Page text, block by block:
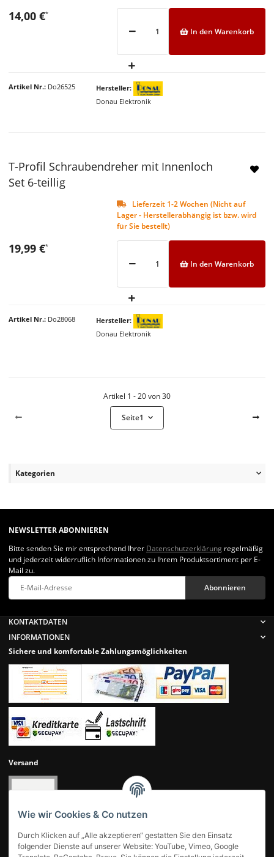
Wie wir Cookies & Co nutzen
Durch Klicken auf „Alle akzeptieren“ gestatten Sie den Einsatz
folgender Dienste auf unserer Website: YouTube, Vimeo, Google
Artikel Nr. Do26525
Hersteller
Donau Elektronik
14,00 €*
In den Warenkorb
T-Profil Schraubendreher mit Innenloch
Set 6-teillig
Lieferzeit 1-2 Wochen (Nicht auf
Lager - Herstellerabhängig ist bzw. wird
für Sie bestellt)
Artikel Nr. Do28068
Hersteller
Donau Elektronik
19,99 €*
In den Warenkorb
Artikel 1 - 20 von 30
Seite1
Kategorien
KONTAKTDATEN
INFORMATIONEN
Sichere und komfortable Zahlungsmöglichkeiten
Versand
NEWSLETTER ABONNIEREN
Bitte senden Sie mir entsprechend Ihrer Datenschutzerklärung regelmäßig
und jederzeit widerruflich Informationen zu Ihrem Produktsortiment per E-
Mail zu.
Abonnieren